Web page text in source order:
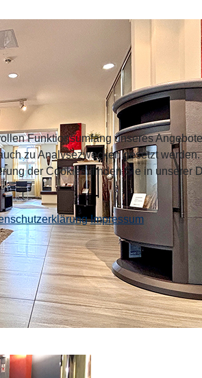
Funktionsumfang unseres
zu Analysezwecken gesetzt
der Cookies, finden Sie in unserer
Impressum